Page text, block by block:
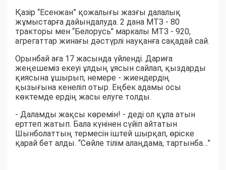
Қазір “Есенжан” қожалығы жазғы далалық
жұмыстарға дайындалуда. 2 дана МТЗ - 80
тракторы мен “Белорусь” маркалы МТЗ - 920,
агрегаттар жинағы дәстүрлі науқанға сақадай сай.
Орынбай аға 17 жасында үйленді. Дариға
жеңешеміз екеуі ұлдың ұясын сайлап, қыздарды
қиясына ұшырып, немере - жиендердің
қызығына кенеліп отыр. Еңбек адамы осы
көктемде ердің жасы елуге толды.
- Даламды жақсы көремін! - деді ол құла атын
ерттеп жатып. Бала күнінен сүйіп айтатын
Шынболаттың термесін іштей шырқап, өріске
қарай бет алды. “Сөйле тілім алаңдама, тартынба…”